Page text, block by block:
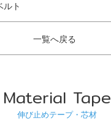
一覧へ戻る
ルト
Material Tape
伸び止めテープ・芯材